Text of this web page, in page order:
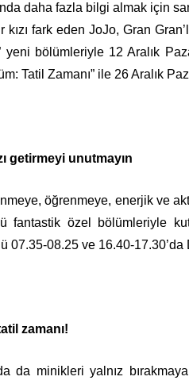
daha fazla bilgi almak için
kızı fark eden JoJo, Gran
yeni bölümleriyle 12 Aralık
Tatil Zamanı” ile 26 Aralık
getirmeyi unutmayın
öğrenmeye, enerjik ve
fantastik özel bölümleriyle
07.35-08.25 ve 16.40-
zamanı!
da minikleri yalnız